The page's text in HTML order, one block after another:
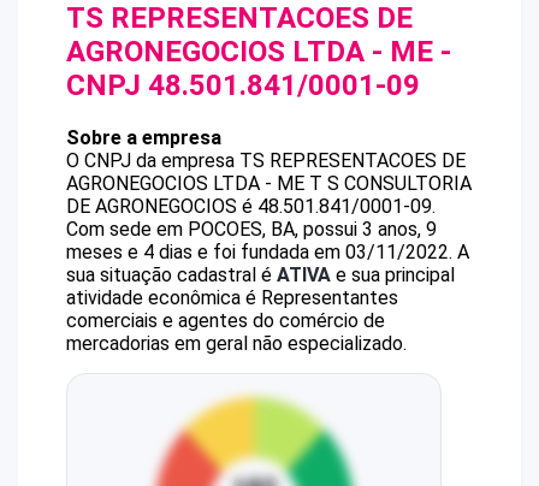
TS REPRESENTACOES DE
AGRONEGOCIOS LTDA - ME -
CNPJ 48.501.841/0001-09
Sobre a empresa
O CNPJ da empresa TS REPRESENTACOES DE
AGRONEGOCIOS LTDA - ME T S CONSULTORIA
DE AGRONEGOCIOS é 48.501.841/0001-09.
Com sede em POCOES, BA, possui 3 anos, 9
meses e 4 dias e foi fundada em 03/11/2022. A
sua situação cadastral é ATIVA e sua principal
atividade econômica é Representantes
comerciais e agentes do comércio de
mercadorias em geral não especializado.